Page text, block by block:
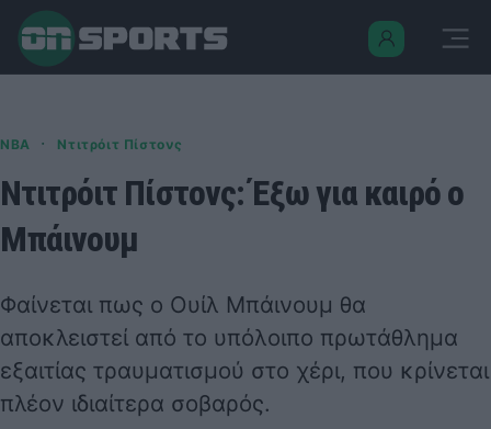
NBA · Ντιτρόιτ Πίστονς
Ντιτρόιτ Πίστονς: Έξω για καιρό ο
Μπάινουμ
Φαίνεται πως ο Ουίλ Μπάινουμ θα
αποκλειστεί από το υπόλοιπο πρωτάθλημα
εξαιτίας τραυματισμού στο χέρι, που κρίνεται
πλέον ιδιαίτερα σοβαρός.